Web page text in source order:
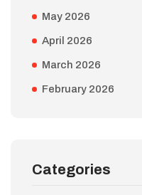
May 2026
April 2026
March 2026
February 2026
Categories